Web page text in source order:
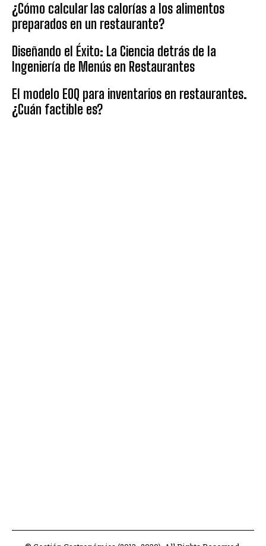
¿Cómo calcular las calorías a los alimentos
preparados en un restaurante?
Diseñando el Éxito: La Ciencia detrás de la
Ingeniería de Menús en Restaurantes
El modelo EOQ para inventarios en restaurantes.
¿Cuán factible es?